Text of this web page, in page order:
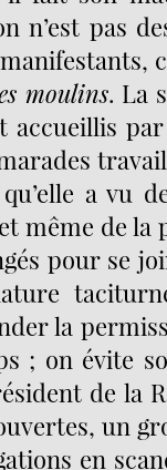
n’est pas
moulins. La
accueillis
a vu
même de
pour se
la
; on évite
de la
un
en